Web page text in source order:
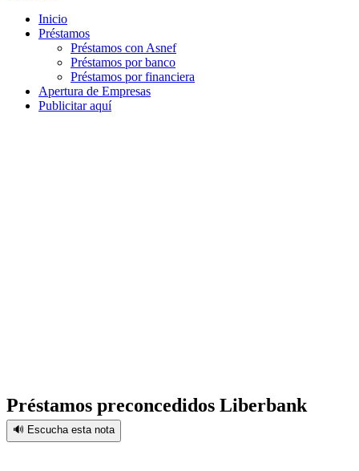
Inicio
Préstamos
Préstamos con Asnef
Préstamos por banco
Préstamos por financiera
Apertura de Empresas
Publicitar aquí
Préstamos preconcedidos Liberbank
🔊 Escucha esta nota